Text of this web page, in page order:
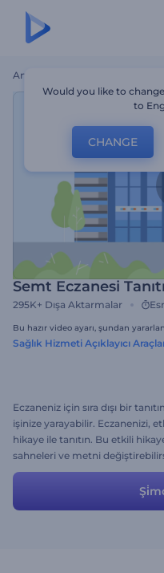
Ana Sayfa
Semt Eczanesi
295K+ Dışa Aktarmalar
Bu hazır video ayarı, şundan
Sağlık Hizmeti Açıklayıcı
Eczaneniz için sıra dışı bir
işinize yarayabilir. Eczanenizi,
hikaye ile tanıtın. Bu etkili
sahneleri ve metni
Would you like to
to
CHANGE